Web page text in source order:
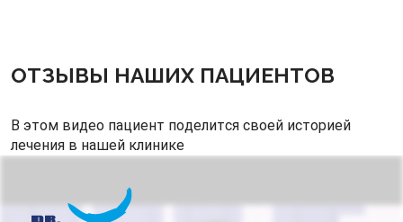
ОТЗЫВЫ НАШИХ ПАЦИЕНТОВ
В этом видео пациент поделится своей историей
лечения в нашей клинике